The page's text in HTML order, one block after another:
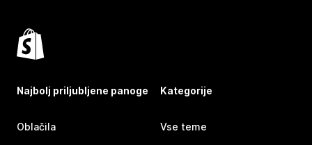
Najbolj priljubljene panoge
Oblačila
Kategorije
Vse teme